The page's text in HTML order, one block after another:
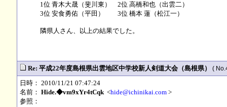
1位 青木大晟（斐川東） 2位 高橋和也（出雲二）
3位 安食勇佑（平田） 3位 橋本 蓮（松江一）
隣県人さん、以上の結果でした。
Re: 平成22年度島根県出雲地区中学校新人剣道大会（島根県） (
日時： 2010/11/21 07:47:24
名前： Hide.◆vm9xYr4tCqk<hide@ichinikai.com >
参照：